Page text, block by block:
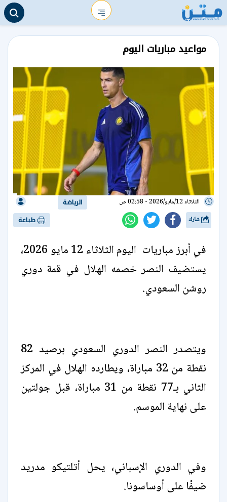
مواعيد مباريات اليوم
الثلاثاء 12/مايو/2026 - 02:58 ص الرياضة
طباعة
في أبرز مباريات اليوم الثلاثاء 12 مايو 2026،
يستضيف النصر خصمه الهلال في قمة دوري
روشن السعودي.
ويتصدر النصر الدوري السعودي برصيد 82
نقطة من 32 مباراة، ويطارده الهلال في المركز
الثاني بـ77 نقطة من 31 مباراة، قبل جولتين
على نهاية الموسم.
وفي الدوري الإسباني، يحل أتلتيكو مدريد
ضيفًا على أوساسونا.